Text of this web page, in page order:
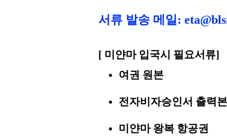
서류 발송 메일:
[ 미얀마 입국시 필요서류]
여권 원본
전자비자승인서 출력본
미얀마 왕복 항공권